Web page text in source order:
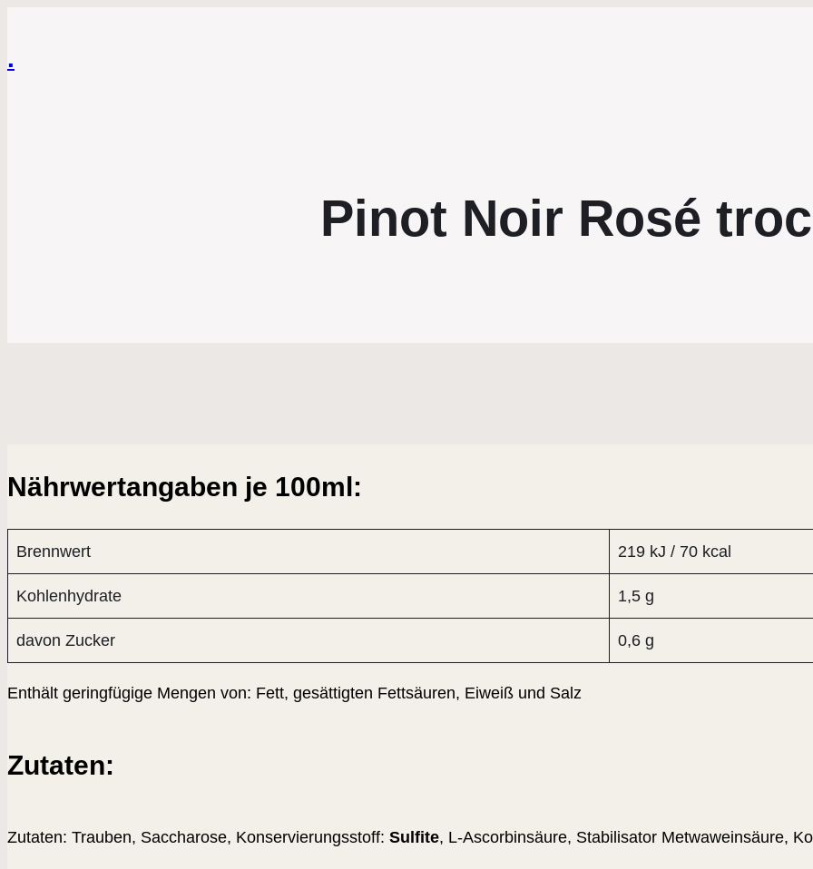
.
Pinot Noir Rosé
Nährwertangaben je 100ml:
Brennwert 219 kJ / 70 kcal
Kohlenhydrate 1,5 g
davon Zucker 0,6 g
Enthält geringfügige Mengen von: Fett, gesättigten Fettsäuren, Eiweiß und Salz
Zutaten:
Zutaten: Trauben, Saccharose, Konservierungsstoff: Sulfite, L-Ascorbinsäure, Stabilisator Metwaweinsäure,